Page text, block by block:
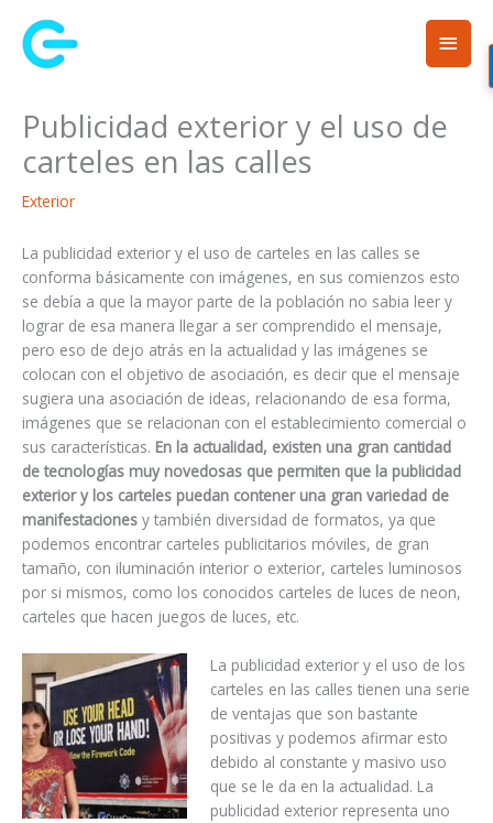
contenido
Publicidad exterior y el uso de
carteles en las calles
Exterior
La publicidad exterior y el uso de carteles en las calles se
conforma básicamente con imágenes, en sus comienzos esto
se debía a que la mayor parte de la población no sabia leer y
lograr de esa manera llegar a ser comprendido el mensaje,
pero eso de dejo atrás en la actualidad y las imágenes se
colocan con el objetivo de asociación, es decir que el mensaje
sugiera una asociación de ideas, relacionando de esa forma,
imágenes que se relacionan con el establecimiento comercial o
sus características. En la actualidad, existen una gran cantidad
de tecnologías muy novedosas que permiten que la publicidad
exterior y los carteles puedan contener una gran variedad de
manifestaciones y también diversidad de formatos, ya que
podemos encontrar carteles publicitarios móviles, de gran
tamaño, con iluminación interior o exterior, carteles luminosos
por si mismos, como los conocidos carteles de luces de neon,
carteles que hacen juegos de luces, etc.
La publicidad exterior y el uso de los
carteles en las calles tienen una serie
de ventajas que son bastante
positivas y podemos afirmar esto
debido al constante y masivo uso
que se le da en la actualidad. La
publicidad exterior representa uno